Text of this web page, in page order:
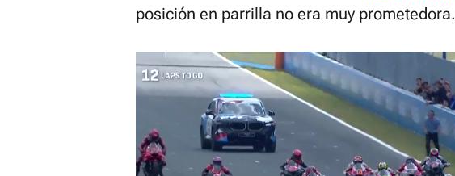
posición en parrilla no era muy prometedora.